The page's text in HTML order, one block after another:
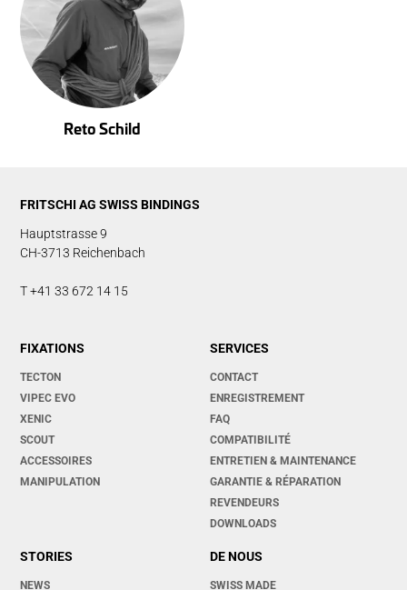
Reto Schild
FRITSCHI AG SWISS BINDINGS
Hauptstrasse 9
CH-3713 Reichenbach
T +41 33 672 14 15
FIXATIONS
TECTON
VIPEC EVO
XENIC
SCOUT
ACCESSOIRES
MANIPULATION
SERVICES
CONTACT
ENREGISTREMENT
FAQ
COMPATIBILITÉ
ENTRETIEN & MAINTENANCE
GARANTIE & RÉPARATION
REVENDEURS
DOWNLOADS
STORIES
NEWS
DE NOUS
SWISS MADE